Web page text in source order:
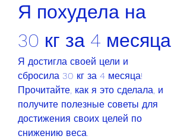
Я похудела на
30 кг за 4 месяца
Я достигла своей цели и
сбросила 30 кг за 4 месяца!
Прочитайте, как я это сделала, и
получите полезные советы для
достижения своих целей по
снижению веса.